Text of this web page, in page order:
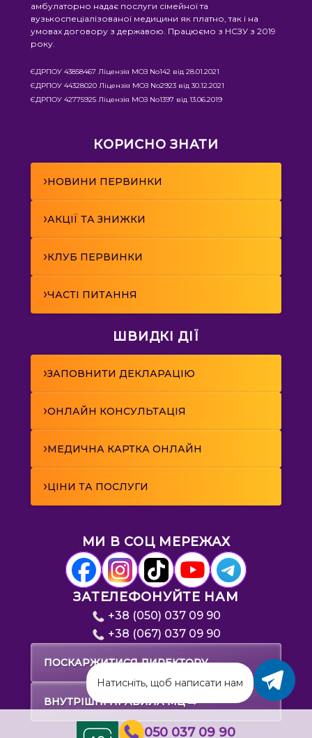
амбулаторно надає послуги сімейної та
вузькоспеціалізованої медицини як платно, так і на
умовах договору з державою. Працюємо з НСЗУ з 2019
року.
ЄДРПОУ 43858467 Ліцензія МОЗ No142 від 28.01.2021
ЄДРПОУ 44328020 Ліцензія МОЗ No2923 від 30.12.2021
ЄДРПОУ 42775925 Ліцензія МОЗ No1397 від 13.06.2019
КОРИСНО ЗНАТИ
›НОВИНИ ПЕРВИНКИ
›АКЦІЇ ТА ЗНИЖКИ
›КЛУБ ПЕРВИНКИ
›ЧАСТІ ПИТАННЯ
ШВИДКІ ДІЇ
›ЗАПОВНИТИ ДЕКЛАРАЦІЮ
›ОНЛАЙН КОНСУЛЬТАЦІЯ
›МЕДИЧНА КАРТКА ОНЛАЙН
›ЦІНИ ТА ПОСЛУГИ
ПОСКАРЖИТИСЯ ДИРЕКТОРУ→
ВНУТРІШНІ ПРАВИЛА МЦ→
МИ В СОЦ МЕРЕЖАХ
ЗАТЕЛЕФОНУЙТЕ НАМ
+38 (050) 037 09 90
+38 (067) 037 09 90
050 037 09 90
Натисніть, щоб написати нам